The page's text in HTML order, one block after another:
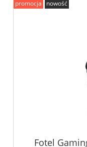
Fotel
promocja nowość